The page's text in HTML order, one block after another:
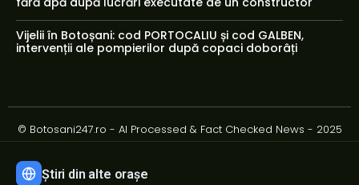
Vijelii în Botoșani: cod PORTOCALIU și cod GALBEN,
intervenții ale pompierilor după copaci doborâți
© Botosani247.ro - AI Processed & Fact Checked News - 2025
Știri din alte orașe